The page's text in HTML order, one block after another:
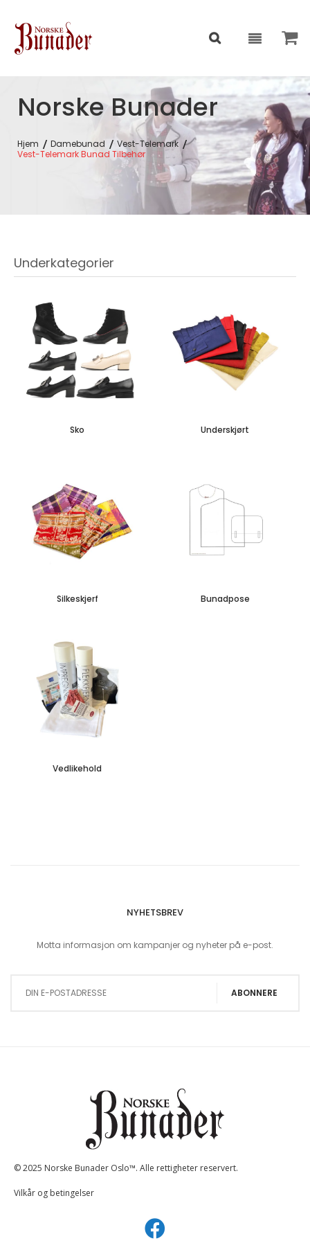
Norske Bunader
Hjem Damebunad
Vest-Telemark
Vest-Telemark Bunad Tilbehør
Underkategorier
Sko Underskjørt
Silkeskjerf Bunadpose
Vedlikehold
NYHETSBREV
Motta informasjon om kampanjer og nyheter på e-post.
ABONNERE
© 2025 Norske Bunader Oslo™. Alle rettigheter reservert.
Vilkår og betingelser